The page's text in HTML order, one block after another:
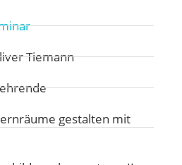
Tiemann
gestalten mit